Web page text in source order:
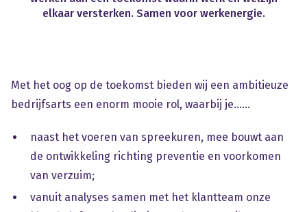
elkaar versterken. Samen voor werkenergie.
Met het oog op de toekomst bieden wij een ambitieuze
bedrijfsarts een enorm mooie rol, waarbij je......
naast het voeren van spreekuren, mee bouwt aan
de ontwikkeling richting preventie en voorkomen
van verzuim;
vanuit analyses samen met het klantteam onze